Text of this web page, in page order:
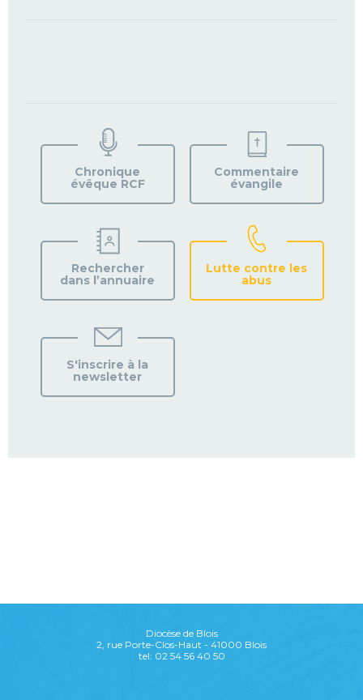
VOTRE
PAROISSE
Chronique
évêque RCF
Commentaire
évangile
Rechercher
dans l’annuaire
Lutte contre les
abus
S'inscrire à la
newsletter
Diocèse de Blois
2, rue Porte-Clos-Haut - 41000 Blois
tel: 02 54 56 40 50